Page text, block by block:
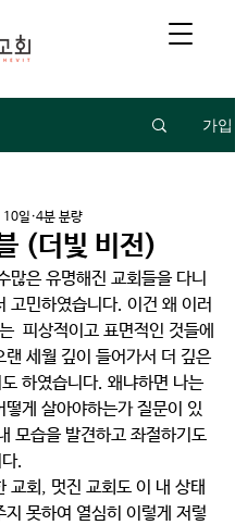
가입
(더빛 비전)
일 4분 분량
고민하였습니다. 이건 왜 이러
피상적이고 표면적인 것들에
랜 세월 깊이 들어가서 더 깊은
하였습니다. 왜냐하면 나는
떻게 살아야하는가 질문이 있
모습을 발견하고 좌절하기도
.
지 못하여 열심히 이렇게 저렇